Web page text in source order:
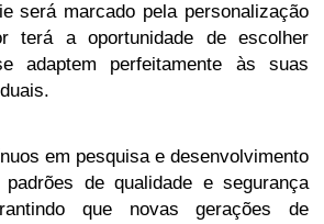
será marcado pela personalização
terá a oportunidade de escolher
adaptem perfeitamente às suas
em pesquisa e desenvolvimento
de qualidade e segurança
que novas gerações de